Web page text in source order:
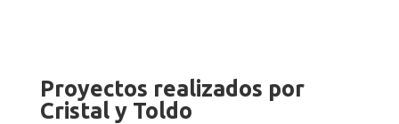
Proyectos realizados por
Cristal y Toldo